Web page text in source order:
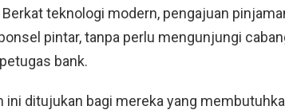
teknologi modern, pengajuan
pintar, tanpa perlu mengunjungi
bank.
ini ditujukan bagi mereka yang